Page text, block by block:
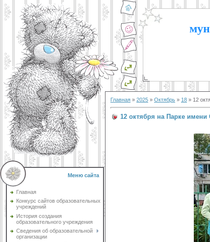
Меню сайта
Главная
Конкурс сайтов образовательных
учреждений
История создания
образовательного учреждения
Сведения об образовательной
организации
Главная » 2025 » Октябрь » 18 » 12
12 октября на Парке